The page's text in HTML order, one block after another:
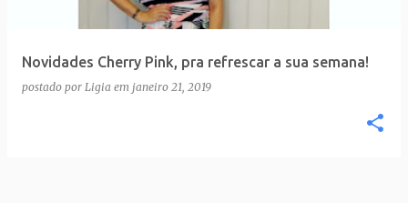
Novidades Cherry Pink, pra refrescar a sua semana!
postado por Ligia em janeiro 21, 2019